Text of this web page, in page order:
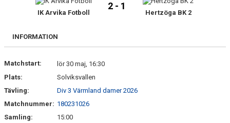
FRISPARKEN
MATCHER
KONTAKTER & LAG
IK Arvika Fotboll
2 - 1
Hertzöga BK 2
INFORMATION
Matchstart:
lör 30 maj, 16:30
Plats:
Solviksvallen
Tävling:
Div 3 Värmland damer 2026
Matchnummer: 180231026
Samling:
15:00